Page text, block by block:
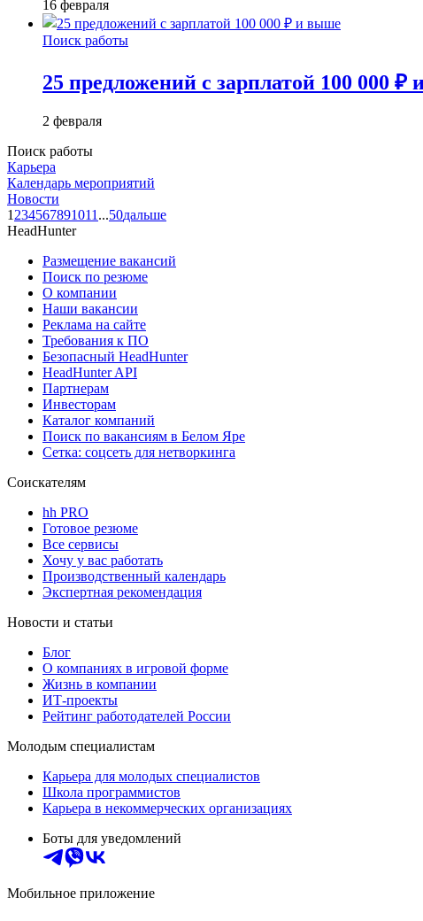
16 февраля
Поиск работы
25 предложений с зарплатой 100 000 ₽
2 февраля
Поиск работы
Карьера
Календарь мероприятий
Новости
1 234567891011 ...50дальше
HeadHunter
Размещение вакансий
Поиск по резюме
О компании
Наши вакансии
Реклама на сайте
Требования к ПО
Безопасный HeadHunter
HeadHunter API
Партнерам
Инвесторам
Каталог компаний
Поиск по вакансиям в Белом Яре
Сетка: соцсеть для нетворкинга
Соискателям
hh PRO
Готовое резюме
Все сервисы
Хочу у вас работать
Производственный календарь
Экспертная рекомендация
Новости и статьи
Блог
О компаниях в игровой форме
Жизнь в компании
ИТ-проекты
Рейтинг работодателей России
Молодым специалистам
Карьера для молодых специалистов
Школа программистов
Карьера в некоммерческих организациях
Боты для уведомлений
Мобильное приложение